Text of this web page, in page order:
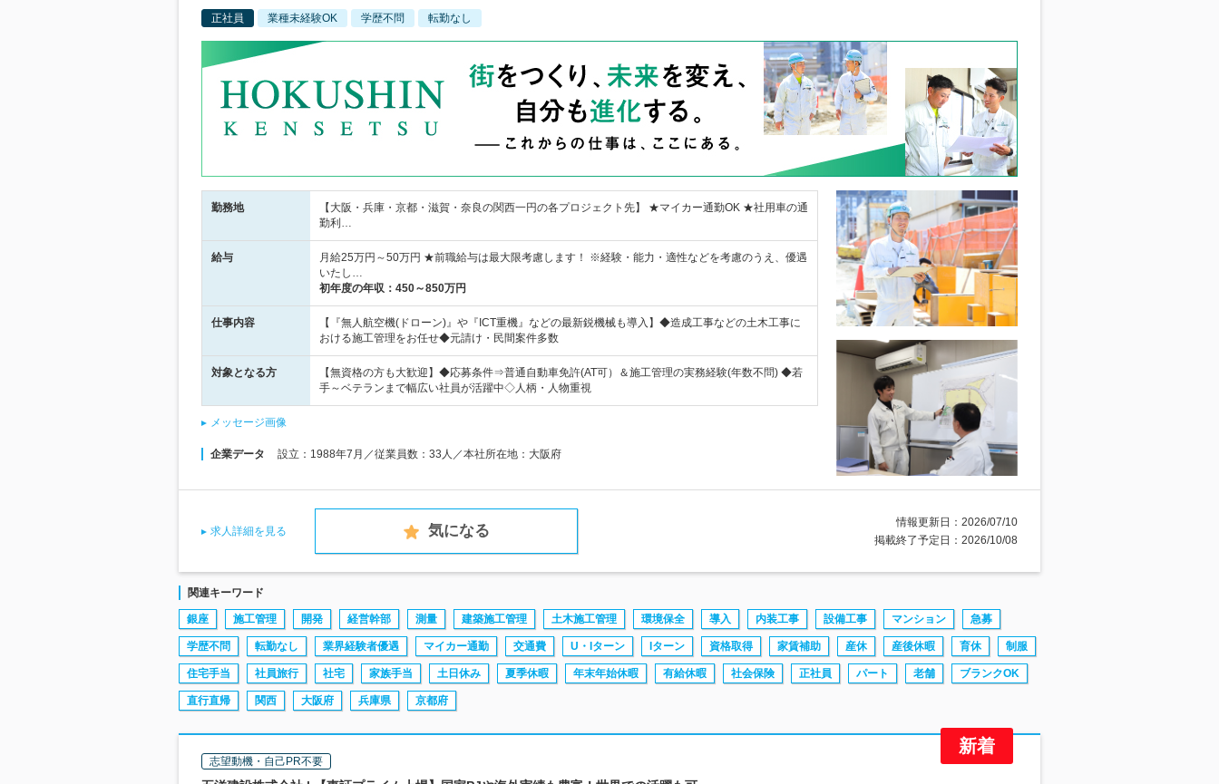
正社員 業種未経験OK 学歴不問 転勤なし
勤務地
【大阪・兵庫・京都・滋賀・奈良の関西一円の各プロジェクト先】 ★マイカー通勤OK ★社用車の通
勤利…
給与
月給25万円～50万円 ★前職給与は最大限考慮します！ ※経験・能力・適性などを考慮のうえ、優遇
いたし…
初年度の年収： 450～850万円
仕事内容
【『無人航空機(ドローン)』や『ICT重機』などの最新鋭機械も導入】◆造成工事などの土木工事に
おける施工管理をお任せ◆元請け・民間案件多数
対象となる方
【無資格の方も大歓迎】◆応募条件⇒普通自動車免許(AT可）＆施工管理の実務経験(年数不問) ◆若
手～ベテランまで幅広い社員が活躍中◇人柄・人物重視
メッセージ画像
企業データ 設立：1988年7月／従業員数：33人／本社所在地：大阪府
求人詳細を見る 気になる
情報更新日：2026/07/10
掲載終了予定日：2026/10/08
関連キーワード
銀座 施工管理 開発 経営幹部 測量 建築施工管理 土木施工管理 環境保全 導入 内装工事 設備工事 マンション 急募
学歴不問 転勤なし 業界経験者優遇 マイカー通勤 交通費 U・Iターン Iターン 資格取得 家賃補助 産休 産後休暇 育休 制服
住宅手当 社員旅行 社宅 家族手当 土日休み 夏季休暇 年末年始休暇 有給休暇 社会保険 正社員 パート 老舗 ブランクOK
直行直帰 関西 大阪府 兵庫県 京都府
志望動機・自己PR不要